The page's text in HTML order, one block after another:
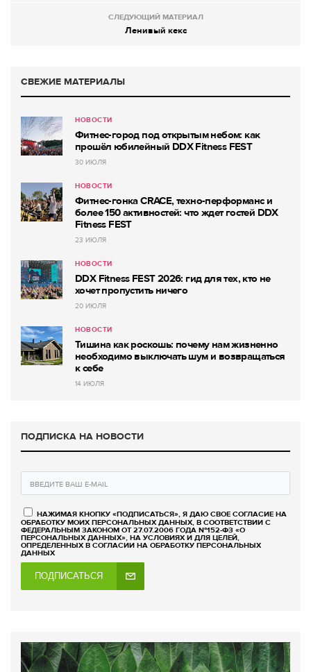
СЛЕДУЮЩИЙ МАТЕРИАЛ
Ленивый кекс
СВЕЖИЕ МАТЕРИАЛЫ
НОВОСТИ
Фитнес-город под открытым небом: как
прошёл юбилейный DDX Fitness FEST
30 ИЮЛЯ
НОВОСТИ
Фитнес-гонка CRACE, техно-перформанс и
более 150 активностей: что ждет гостей DDX
Fitness FEST
23 ИЮЛЯ
НОВОСТИ
DDX Fitness FEST 2026: гид для тех, кто не
хочет пропустить ничего
20 ИЮЛЯ
НОВОСТИ
Тишина как роскошь: почему нам жизненно
необходимо выключать шум и возвращаться
к себе
14 ИЮЛЯ
ПОДПИСКА НА НОВОСТИ
НАЖИМАЯ КНОПКУ «ПОДПИСАТЬСЯ», Я ДАЮ СВОЕ СОГЛАСИЕ НА
ОБРАБОТКУ МОИХ ПЕРСОНАЛЬНЫХ ДАННЫХ, В СООТВЕТСТВИИ С
ФЕДЕРАЛЬНЫМ ЗАКОНОМ ОТ 27.07.2006 ГОДА №152-ФЗ «О
ПЕРСОНАЛЬНЫХ ДАННЫХ», НА УСЛОВИЯХ И ДЛЯ ЦЕЛЕЙ,
ОПРЕДЕЛЕННЫХ В СОГЛАСИИ НА ОБРАБОТКУ ПЕРСОНАЛЬНЫХ
ДАННЫХ
ПОДПИСАТЬСЯ